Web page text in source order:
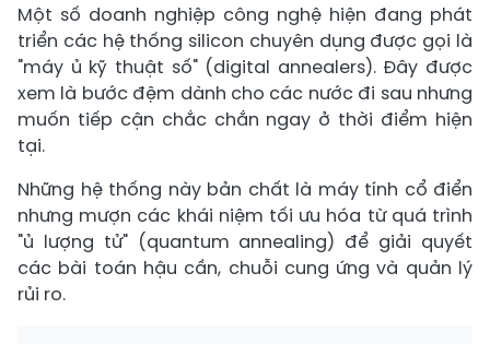
Một số doanh nghiệp công nghệ hiện đang phát
triển các hệ thống silicon chuyên dụng được gọi là
"máy ủ kỹ thuật số" (digital annealers). Đây được
xem là bước đệm dành cho các nước đi sau nhưng
muốn tiếp cận chắc chắn ngay ở thời điểm hiện
tại.
Những hệ thống này bản chất là máy tính cổ điển
nhưng mượn các khái niệm tối ưu hóa từ quá trình
"ủ lượng tử" (quantum annealing) để giải quyết
các bài toán hậu cần, chuỗi cung ứng và quản lý
rủi ro.